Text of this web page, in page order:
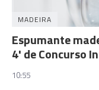
MADEIRA
Espumante
4' de Concurso
10:55